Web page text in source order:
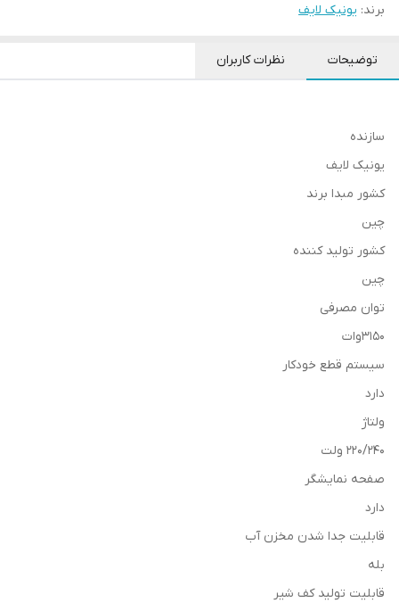
برند: یونیک لایف
توضیحات نظرات کاربران
سازنده
یونیک لایف
کشور مبدا برند
چین
کشور تولید کننده
چین
توان مصرفی
3150وات
سیستم قطع خودکار
دارد
ولتاژ
220/240 ولت
صفحه نمایشگر
دارد
قابلیت جدا شدن مخزن آب
بله
قابلیت تولید کف شیر